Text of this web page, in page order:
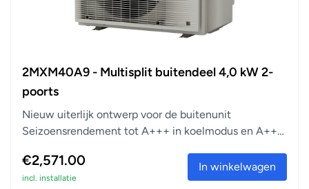
2MXM40A9 - Multisplit buitendeel 4,0 kW 2-
poorts
Nieuw uiterlijk ontwerp voor de buitenunit
Seizoensrendement tot A+++ in koelmodus en A++
€2,571.00
incl. installatie
In winkelwagen